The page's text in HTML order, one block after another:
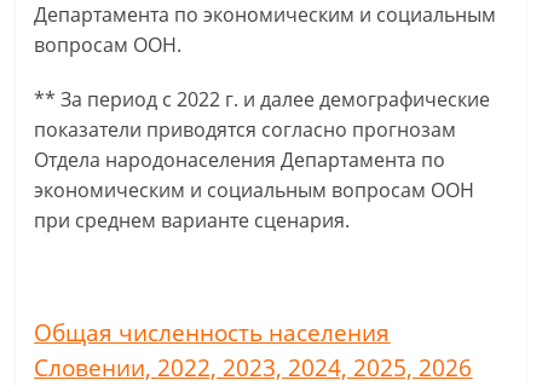
Департамента по экономическим и социальным
вопросам ООН.
** За период с 2022 г. и далее демографические
показатели приводятся согласно прогнозам
Отдела народонаселения Департамента по
экономическим и социальным вопросам ООН
при среднем варианте сценария.
Общая численность населения
Словении, 2022, 2023, 2024, 2025, 2026